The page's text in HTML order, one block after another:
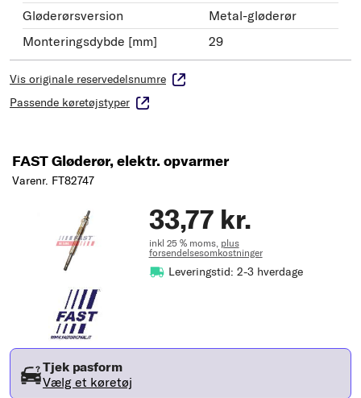
Gløderørsversion
Metal-gløderør
Monteringsdybde [mm]
29
Vis originale reservedelsnumre
Passende køretøjstyper
FAST Gløderør, elektr. opvarmer
Varenr. FT82747
33,77 kr.
inkl 25 % moms, plus
forsendelsesomkostninger
Leveringstid: 2-3 hverdage
Tjek pasform
Vælg et køretøj